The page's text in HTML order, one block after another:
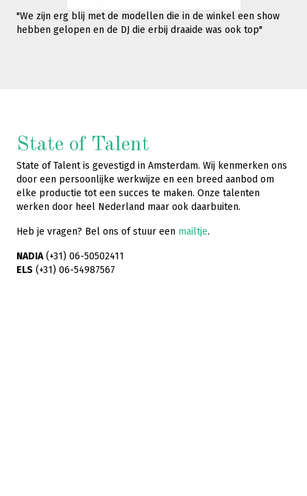
"We zijn erg blij met de modellen die in de winkel een show
hebben gelopen en de DJ die erbij draaide was ook top"
State of Talent
State of Talent is gevestigd in Amsterdam. Wij kenmerken ons
door een persoonlijke werkwijze en een breed aanbod om
elke productie tot een succes te maken. Onze talenten
werken door heel Nederland maar ook daarbuiten.
Heb je vragen? Bel ons of stuur een mailtje.
NADIA(+31) 06-50502411
ELS (+31) 06-54987567